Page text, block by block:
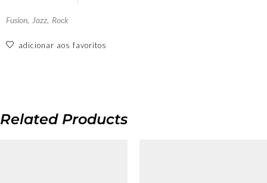
Fusion, Jazz, Rock
adicionar aos favoritos
Related Products